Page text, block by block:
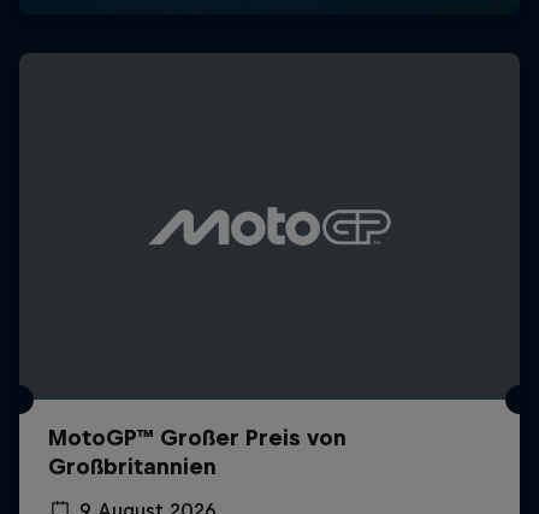
MotoGP™ Großer Preis von
Großbritannien